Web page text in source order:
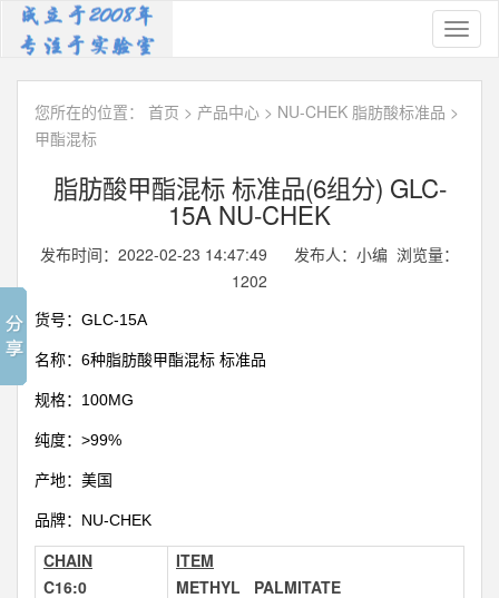
您所在的位置： 首页 > 产品中心 > NU-CHEK 脂肪酸标准品 >
甲酯混标
脂肪酸甲酯混标 标准品(6组分) GLC-
15A NU-CHEK
发布时间：2022-02-23 14:47:49 发布人：小编 浏览量：
1202
货号： GLC-15A
名称： 6种脂肪酸甲酯混标 标准品
规格： 100MG
纯度： >99%
产地：美国
品牌： NU-CHEK
CHAIN
C16:0
ITEM
METHYL PALMITATE